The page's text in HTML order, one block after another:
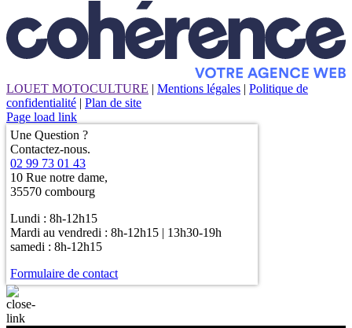
LOUET MOTOCULTURE | Mentions légales | Politique de
confidentialité | Plan de site
Page load link
Une Question ?
Contactez-nous.
02 99 73 01 43
10 Rue notre dame,
35570 combourg
Lundi : 8h-12h15
Mardi au vendredi : 8h-12h15 | 13h30-19h
samedi : 8h-12h15
Formulaire de contact